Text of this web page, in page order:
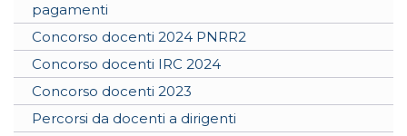
pagamenti
Concorso docenti 2024 PNRR2
Concorso docenti IRC 2024
Concorso docenti 2023
Percorsi da docenti a dirigenti